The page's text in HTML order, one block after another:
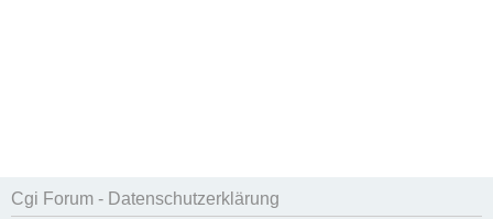
Cgi Forum - Datenschutzerklärung